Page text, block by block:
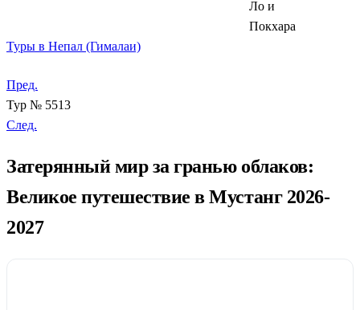
Ло и
Покхара
Туры в Непал (Гималаи)
Пред.
Тур № 5513
След.
Затерянный мир за гранью облаков:
Великое путешествие в Мустанг 2026-
2027